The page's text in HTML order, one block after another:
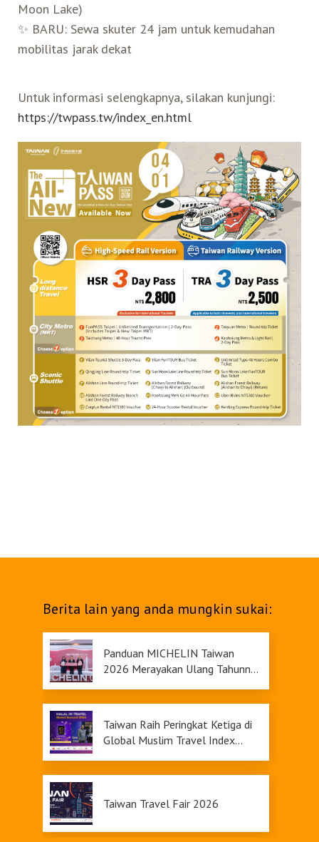
Moon Lake)
✨ BARU: Sewa skuter 24 jam untuk kemudahan
mobilitas jarak dekat
Untuk informasi selengkapnya, silakan kunjungi:
https://twpass.tw/index_en.html
Berita lain yang anda mungkin sukai:
Panduan MICHELIN Taiwan
2026 Merayakan Ulang Tahunnya
Taiwan Raih Peringkat Ketiga di
Global Muslim Travel Index
Pariwisata yang Inklusif
Taiwan Travel Fair 2026